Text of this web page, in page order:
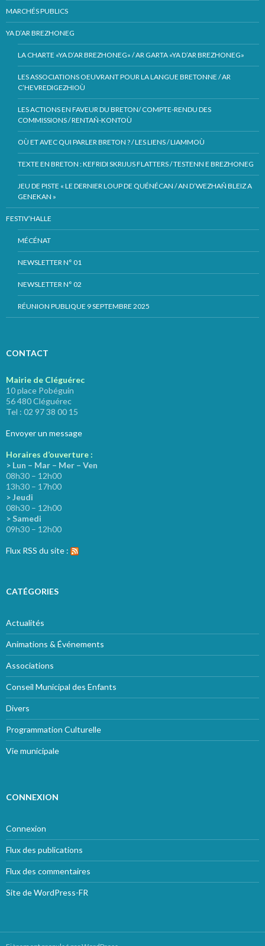
MARCHÉS PUBLICS
YA D’AR BREZHONEG
LA CHARTE «YA D’AR BREZHONEG» / AR GARTA «YA D’AR BREZHONEG»
LES ASSOCIATIONS OEUVRANT POUR LA LANGUE BRETONNE / AR
C’HEVREDIGEZHIOÙ
LES ACTIONS EN FAVEUR DU BRETON/ COMPTE-RENDU DES
COMMISSIONS / RENTAÑ-KONTOÙ
OÙ ET AVEC QUI PARLER BRETON ? / LES LIENS / LIAMMOÙ
TEXTE EN BRETON : KEFRIDI SKRIJUS FLATTERS / TESTENN E BREZHONEG
JEU DE PISTE « LE DERNIER LOUP DE QUÉNÉCAN / AN D’WEZHAÑ BLEIZ A
GENEKAN »
FESTIV’HALLE
MÉCÉNAT
NEWSLETTER N° 01
NEWSLETTER N° 02
RÉUNION PUBLIQUE 9 SEPTEMBRE 2025
CONTACT
Mairie de Cléguérec
10 place Pobéguin
56 480 Cléguérec
Tel : 02 97 38 00 15
Envoyer un message
Horaires d’ouverture :
> Lun – Mar – Mer – Ven
08h30 – 12h00
13h30 – 17h00
> Jeudi
08h30 – 12h00
> Samedi
09h30 – 12h00
Flux RSS du site :
CATÉGORIES
Actualités
Animations & Événements
Associations
Conseil Municipal des Enfants
Divers
Programmation Culturelle
Vie municipale
CONNEXION
Connexion
Flux des publications
Flux des commentaires
Site de WordPress-FR